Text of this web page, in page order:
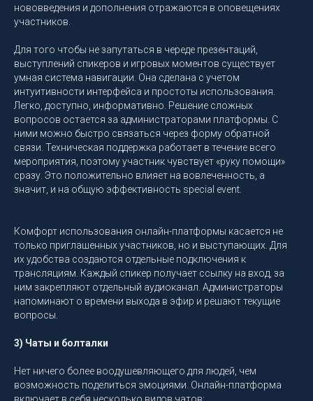
нововведения и дополнения отражаются в оповещениях
участников.
Для того чтобы не запутаться в череде презентаций,
выступлений спикеров и игровых моментов существует
умная система навигации. Она сделана с учетом
интуитивности интерфейса и простоты использования.
Легко, доступно, информативно. Решение сложных
вопросов остается за администраторами платформы. С
ними можно быстро связаться через форму обратной
связи. Техническая поддержка работает в течение всего
мероприятия, поэтому участник чувствует «руку помощи»
сразу. Это положительно влияет на вовлеченность, а
значит, и на общую эффективность special event.
Комфорт использования онлайн-платформы касается не
только приглашенных участников, но и выступающих. Для
их удобства создаются отдельные подключения к
трансляциям. Каждый спикер получает ссылку на вход, за
ним закрепляют отдельный аудиоканал. Администраторы
напоминают о времени выхода в эфир и решают текущие
вопросы.
3) Чаты и болталки
Нет ничего более воодушевляющего для людей, чем
возможность поделиться эмоциями. Онлайн-платформа